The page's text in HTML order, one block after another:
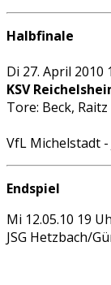
Halbfinale
Di 27. April 2010
KSV
Tore: Beck, Raitz
VfL Michelstadt -
Endspiel
Mi 12.05.10 19
JSG Hetzbach/